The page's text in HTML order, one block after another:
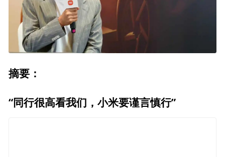
摘要：
“同行很高看我们，小米要谨言慎行”